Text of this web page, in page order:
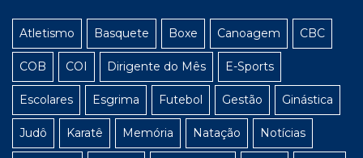
Atletismo Basquete Boxe Canoagem CBC
COB COI Dirigente do Mês E-Sports
Escolares Esgrima Futebol Gestão Ginástica
Judô Karatê Memória Natação Notícias